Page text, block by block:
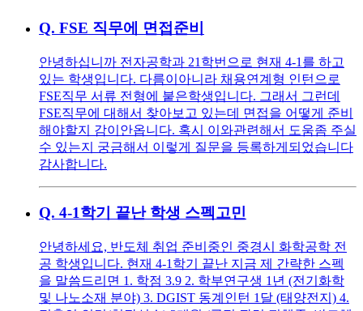
Q. FSE 직무에 면접준비
안녕하십니까 전자공학과 21학번으로 현재 4-1를 하고
있는 학생입니다. 다름이아니라 채용연계형 인턴으로
FSE직무 서류 전형에 붙은학생입니다. 그래서 그런데
FSE직무에 대해서 찾아보고 있는데 면접을 어떻게 준비
해야할지 감이안옵니다. 혹시 이와관련해서 도움좀 주실
수 있는지 궁금해서 이렇게 질문을 등록하게되었습니다
감사합니다.
Q. 4-1학기 끝난 학생 스펙고민
안녕하세요, 반도체 취업 준비중인 중경시 화학공학 전
공 학생입니다. 현재 4-1학기 끝난 지금 제 간략한 스펙
을 말씀드리면 1. 학점 3.9 2. 학부연구생 1년 (전기화학
및 나노소재 분야) 3. DGIST 동계인턴 1달 (태양전지) 4.